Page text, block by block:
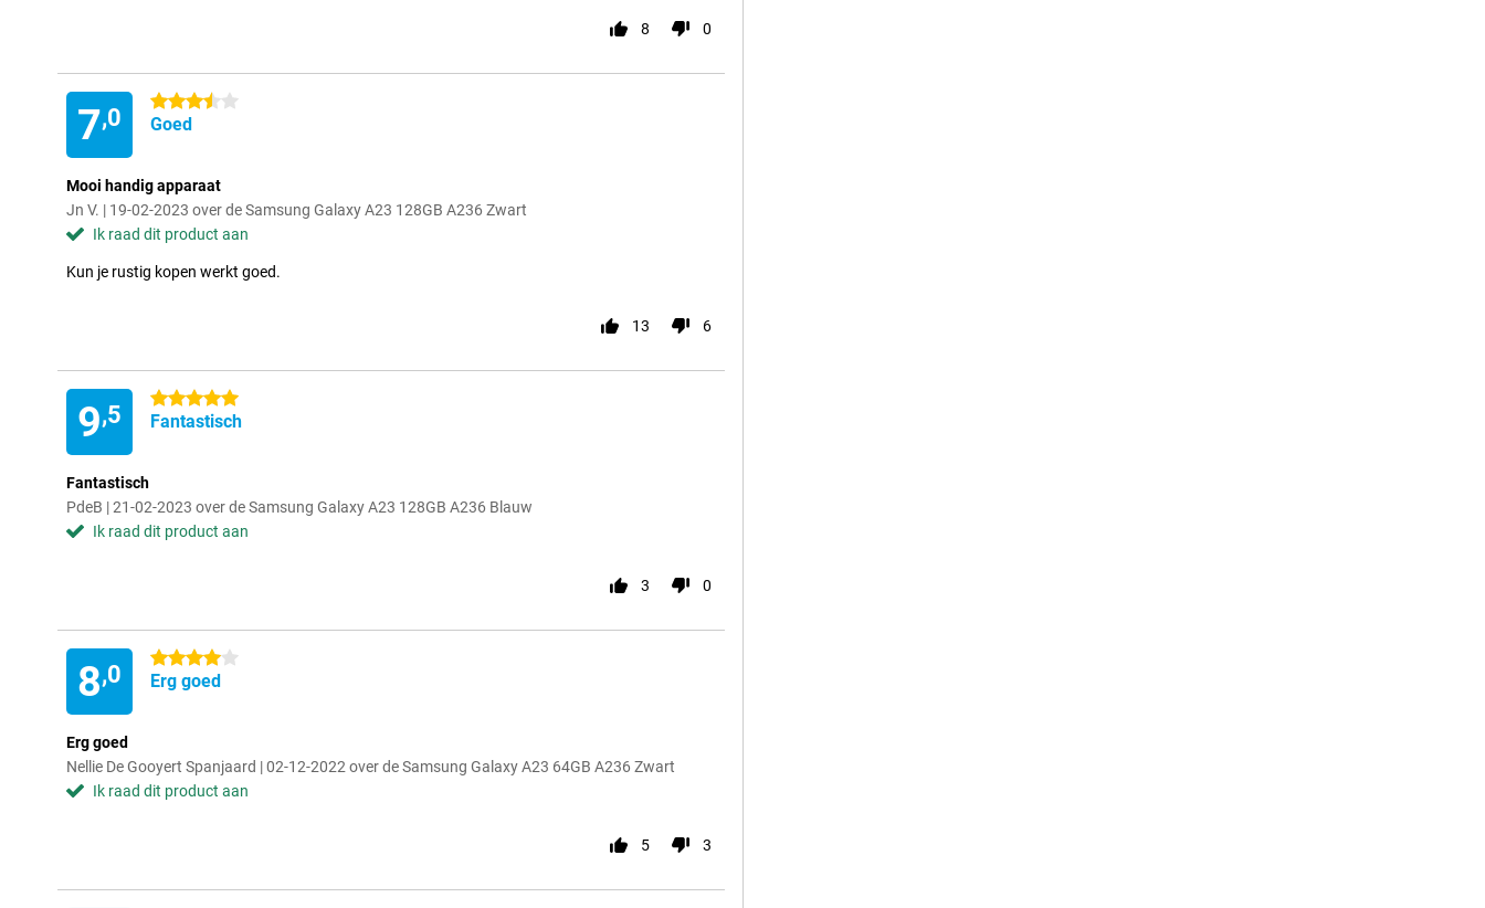
8 0
7,0
3.5 sterren
Goed
Mooi handig apparaat
Jn V. | 19-02-2023 over de Samsung Galaxy A23 128GB A236 Zwart
Ik raad dit product aan
Kun je rustig kopen werkt goed.
13 6
9,5
5 sterren
Fantastisch
Fantastisch
PdeB | 21-02-2023 over de Samsung Galaxy A23 128GB A236 Blauw
Ik raad dit product aan
3 0
8,0
4 sterren
Erg goed
Erg goed
Nellie De Gooyert Spanjaard | 02-12-2022 over de Samsung Galaxy A23 64GB A236 Zwart
Ik raad dit product aan
5 3